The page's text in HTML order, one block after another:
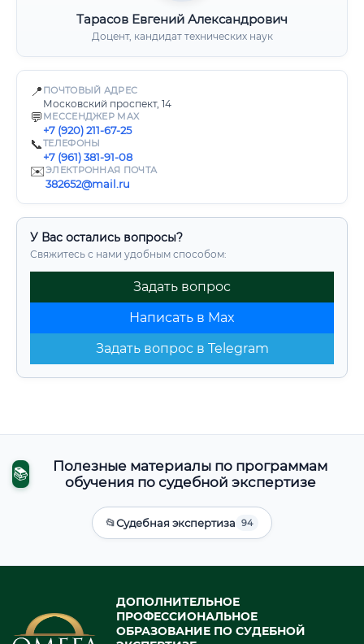
Тарасов Евгений Александрович
Доцент, кандидат технических наук
📍 ПОЧТОВЫЙ АДРЕС
Московский проспект, 14
💬 МЕССЕНДЖЕР MAX
+7 (920) 211-67-25
📞ТЕЛЕФОНЫ
+7 (961) 381-91-08
✉️ЭЛЕКТРОННАЯ ПОЧТА
382652@mail.ru
У Вас остались вопросы?
Свяжитесь с нами удобным способом:
Задать вопрос
Написать в Max
Задать вопрос в Telegram
📚
Полезные материалы по программам
обучения по судебной экспертизе
📂Судебная экспертиза 94
ДОПОЛНИТЕЛЬНОЕ
ПРОФЕССИОНАЛЬНОЕ
ОБРАЗОВАНИЕ ПО СУДЕБНОЙ